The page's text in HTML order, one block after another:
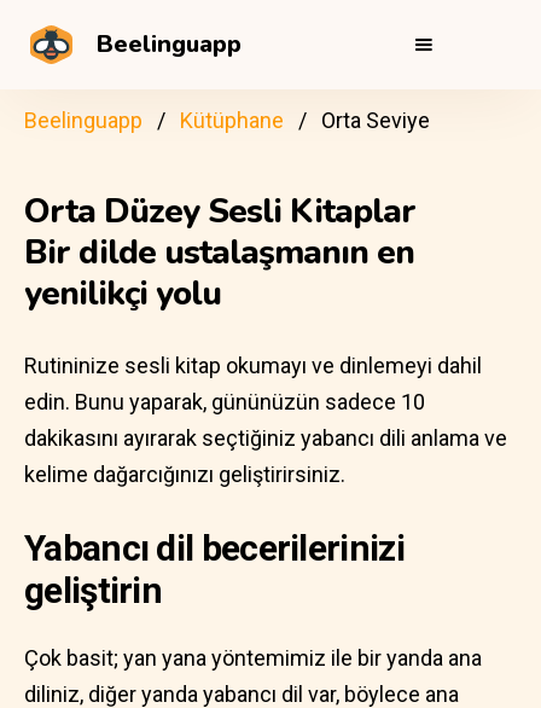
Beelinguapp
Beelinguapp Kütüphane Orta Seviye
Orta Düzey Sesli Kitaplar
Bir dilde ustalaşmanın en
yenilikçi yolu
Rutininize sesli kitap okumayı ve dinlemeyi dahil
edin. Bunu yaparak, gününüzün sadece 10
dakikasını ayırarak seçtiğiniz yabancı dili anlama ve
kelime dağarcığınızı geliştirirsiniz.
Yabancı dil becerilerinizi
geliştirin
Çok basit; yan yana yöntemimiz ile bir yanda ana
diliniz, diğer yanda yabancı dil var, böylece ana